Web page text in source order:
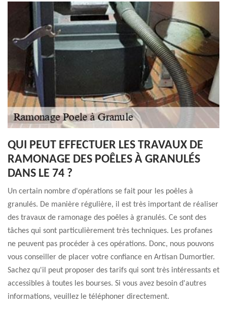
QUI PEUT EFFECTUER LES TRAVAUX DE
RAMONAGE DES POÊLES À GRANULÉS
DANS LE 74 ?
Un certain nombre d'opérations se fait pour les poêles à
granulés. De manière régulière, il est très important de réaliser
des travaux de ramonage des poêles à granulés. Ce sont des
tâches qui sont particulièrement très techniques. Les profanes
ne peuvent pas procéder à ces opérations. Donc, nous pouvons
vous conseiller de placer votre confiance en Artisan Dumortier.
Sachez qu'il peut proposer des tarifs qui sont très intéressants et
accessibles à toutes les bourses. Si vous avez besoin d'autres
informations, veuillez le téléphoner directement.